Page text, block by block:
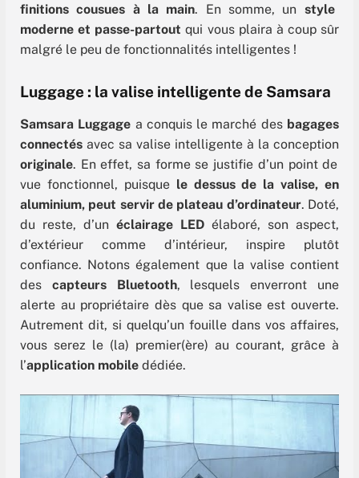
finitions cousues à la main. En somme, un style
moderne et passe-partout qui vous plaira à coup sûr
malgré le peu de fonctionnalités intelligentes !
Luggage : la valise intelligente de Samsara
Samsara Luggage a conquis le marché desbagages
connectés avec sa valise intelligente à la conception
originale. En effet, sa forme se justifie d’un point de
vue fonctionnel, puisque le dessus de la valise, en
aluminium, peut servir de plateau d’ordinateur. Doté,
du reste, d’un éclairage LED élaboré, son aspect,
d’extérieur comme d’intérieur, inspire plutôt
confiance. Notons également que la valise contient
des capteurs Bluetooth, lesquels enverront une
alerte au propriétaire dès que sa valise est ouverte.
Autrement dit, si quelqu’un fouille dans vos affaires,
vous serez le (la) premier(ère) au courant, grâce à
l’application mobile dédiée.